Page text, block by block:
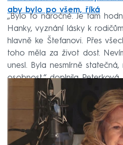
aby bylo po všem, říká
„Bylo to náročné. Je tam
Hanky, vyznání lásky k
hlavně ke Štefanovi. Přes
toho měla za život dost.
unesl. Byla nesmírně
osobnost,“ doplnila Peterková.